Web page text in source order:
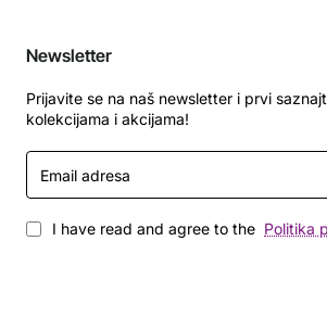
Newsletter
Prijavite se na naš newsletter i prvi
kolekcijama i akcijama!
Email
adresa
I have read and agree to the Politika